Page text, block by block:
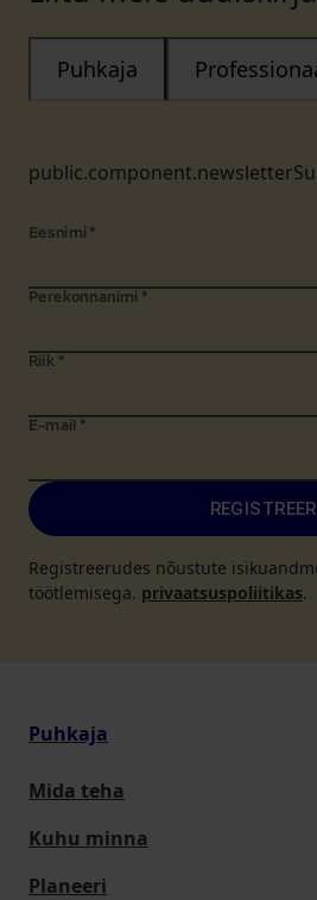
Puhkaja
Eesnimi *
Perekonnanimi *
Riik *
E-mail *
Registreerudes nõustute
töötlemisega. privaatsuspoliitikas.
Puhkaja
Mida teha
Kuhu minna
Planeeri